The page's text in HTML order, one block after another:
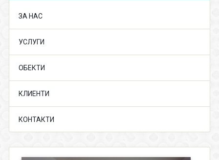
ЗА НАС
УСЛУГИ
ОБЕКТИ
КЛИЕНТИ
КОНТАКТИ